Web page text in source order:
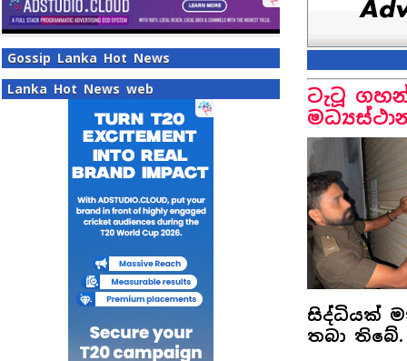
Gossip Lanka Hot News
Lanka Hot News web
ටැටූ
සිද්ධියක්
තබා තිබේ.